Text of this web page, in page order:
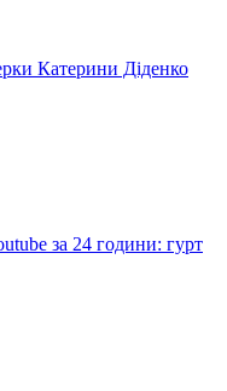
Катерини Діденко
за 24 години: гурт